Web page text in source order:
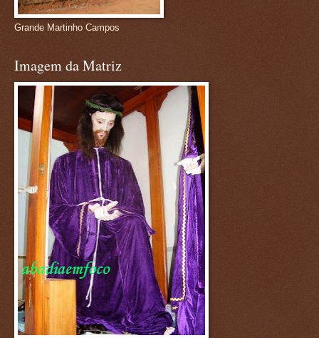
Grande Martinho Campos
Imagem da Matriz